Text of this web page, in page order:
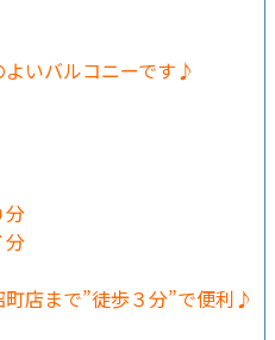
いバルコニーです♪
分
分
店まで”徒歩３分”で便利♪